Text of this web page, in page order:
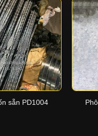
sẵn PD1004
+